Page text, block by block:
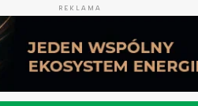
REKLAMA